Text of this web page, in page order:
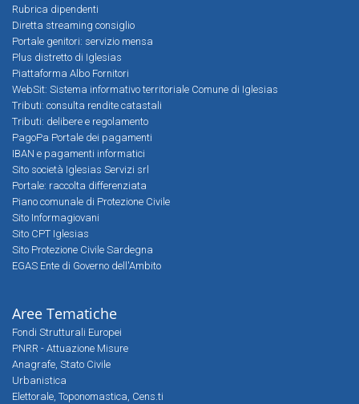
Rubrica dipendenti
Diretta streaming consiglio
Portale genitori: servizio mensa
Plus distretto di Iglesias
Piattaforma Albo Fornitori
WebSit: Sistema informativo territoriale Comune di Iglesias
Tributi: consulta rendite catastali
Tributi: delibere e regolamento
PagoPa Portale dei pagamenti
IBAN e pagamenti informatici
Sito società Iglesias Servizi srl
Portale: raccolta differenziata
Piano comunale di Protezione Civile
Sito Informagiovani
Sito CPT Iglesias
Sito Protezione Civile Sardegna
EGAS Ente di Governo dell'Ambito
Aree Tematiche
Fondi Strutturali Europei
PNRR - Attuazione Misure
Anagrafe, Stato Civile
Urbanistica
Elettorale, Toponomastica, Cens.ti